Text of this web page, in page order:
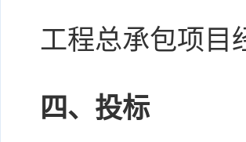
工程总承包项目
四、投标